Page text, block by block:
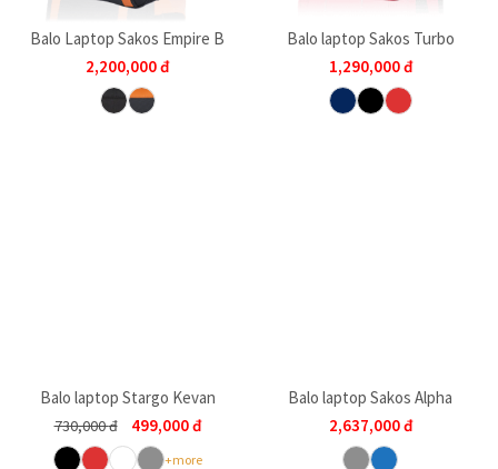
Balo Laptop Sakos Empire B
2,200,000đ
Balo laptop Sakos Turbo
1,290,000đ
Balo laptop Stargo Kevan
730,000đ 499,000đ
+more
Balo laptop Sakos Alpha
2,637,000đ